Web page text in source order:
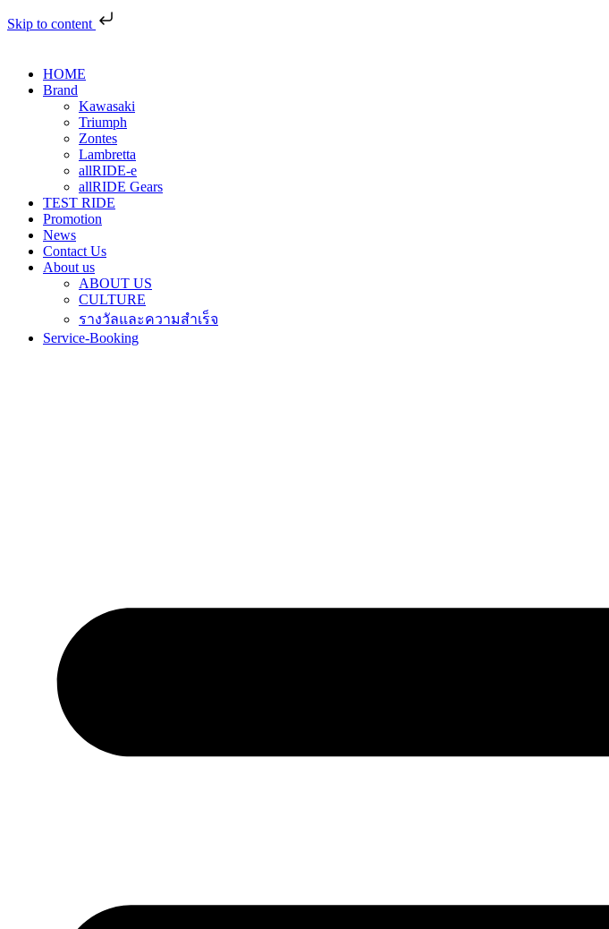
Skip to content
HOME
Brand
Kawasaki
Triumph
Zontes
Lambretta
allRIDE-e
allRIDE Gears
TEST RIDE
Promotion
News
Contact Us
About us
ABOUT US
CULTURE
รางวัลและความสำเร็จ
Service-Booking